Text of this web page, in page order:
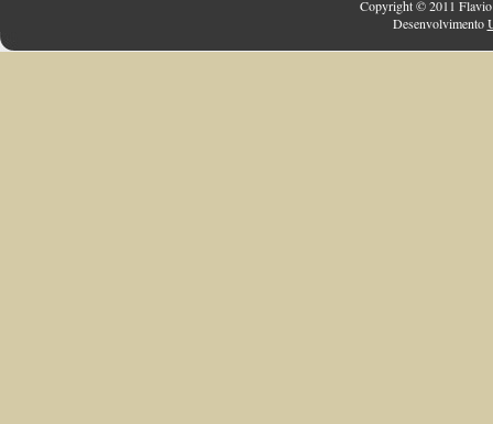
Copyright © 2011 Flavio
Desenvolvimento